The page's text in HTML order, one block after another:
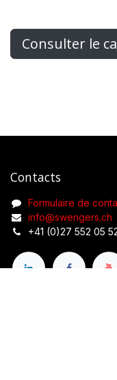
Consulter le
Contacts
Formulaire de
info@swengers.ch
+41 (0)27 552 05